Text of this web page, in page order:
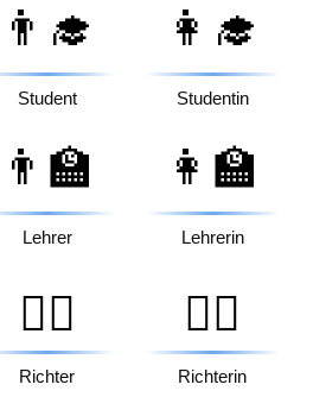
👨‍🎓
Student
👩‍🎓
Studentin
👨‍🏫
Lehrer
👩‍🏫
Lehrerin
👨‍⚖️
Richter
👩‍⚖️
Richterin